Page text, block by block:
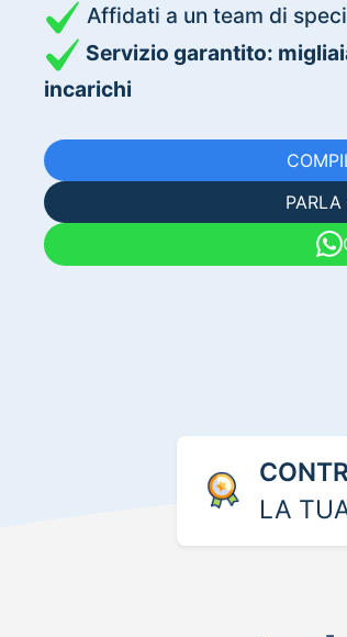
Affidati a un team di
Servizio garantito:
incarichi
LA